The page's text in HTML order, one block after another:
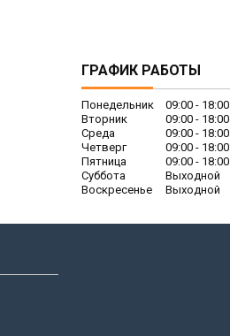
ГРАФИК РАБОТЫ
Понедельник 09:00 18:00
Вторник
09:00 18:00
Среда
09:00 18:00
Четверг
09:00 18:00
Пятница
09:00 18:00
Суббота
Выходной
Воскресенье
Выходной